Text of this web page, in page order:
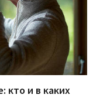
кто и в каких